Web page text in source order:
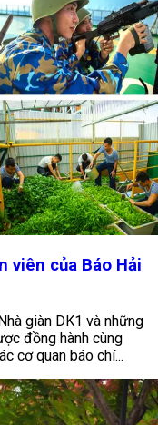
viên của Báo Hải
giàn DK1 và những
đồng hành cùng
cơ quan báo chí...